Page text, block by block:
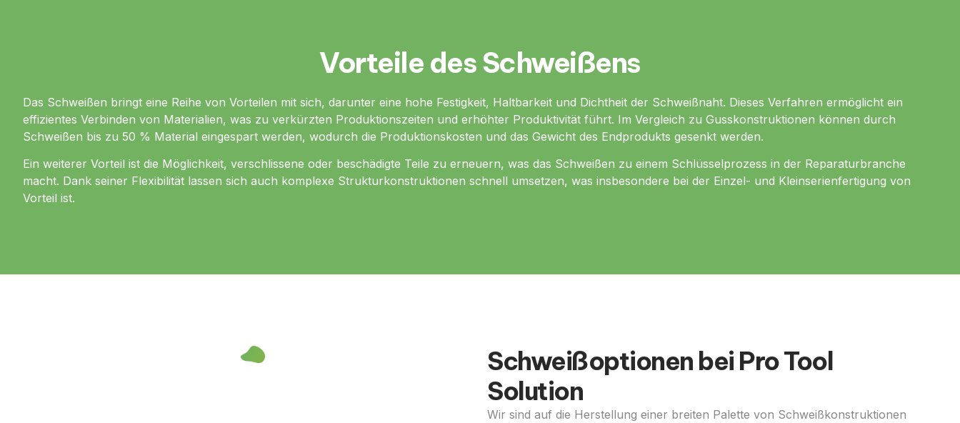
Vorteile des Schweißens
Das Schweißen bringt eine Reihe von Vorteilen mit sich, darunter eine hohe Festigkeit, Haltbarkeit und Dichtheit der Schweißnaht. Dieses Verfahren ermöglicht ein
effizientes Verbinden von Materialien, was zu verkürzten Produktionszeiten und erhöhter Produktivität führt. Im Vergleich zu Gusskonstruktionen können durch
Schweißen bis zu 50 % Material eingespart werden, wodurch die Produktionskosten und das Gewicht des Endprodukts gesenkt werden.
Ein weiterer Vorteil ist die Möglichkeit, verschlissene oder beschädigte Teile zu erneuern, was das Schweißen zu einem Schlüsselprozess in der Reparaturbranche
macht. Dank seiner Flexibilität lassen sich auch komplexe Strukturkonstruktionen schnell umsetzen, was insbesondere bei der Einzel- und Kleinserienfertigung von
Vorteil ist.
Schweißoptionen bei Pro Tool
Solution
Wir sind auf die Herstellung einer breiten Palette von Schweißkonstruktionen